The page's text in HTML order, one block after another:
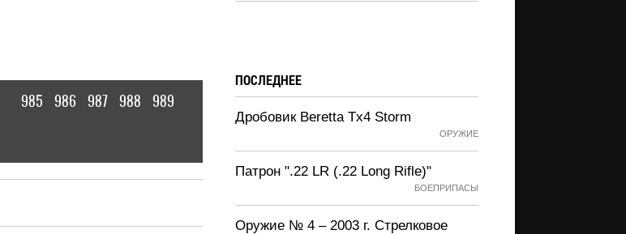
985 986 987 988 989
ПОСЛЕДНЕЕ
Дробовик Beretta Tx4 Storm
ОРУЖИЕ
Патрон ".22 LR (.22 Long Rifle)"
БОЕПРИПАСЫ
Оружие № 4 – 2003 г. Стрелковое